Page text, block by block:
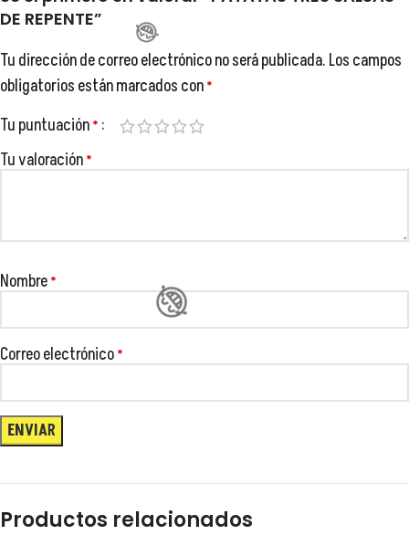
DE REPENTE”
Tu dirección de correo electrónico no será publicada. Los campos
obligatorios están marcados con*
Tu puntuación*
Tu valoración*
Nombre*
Correo electrónico*
Productos relacionados
😂
😂
😂